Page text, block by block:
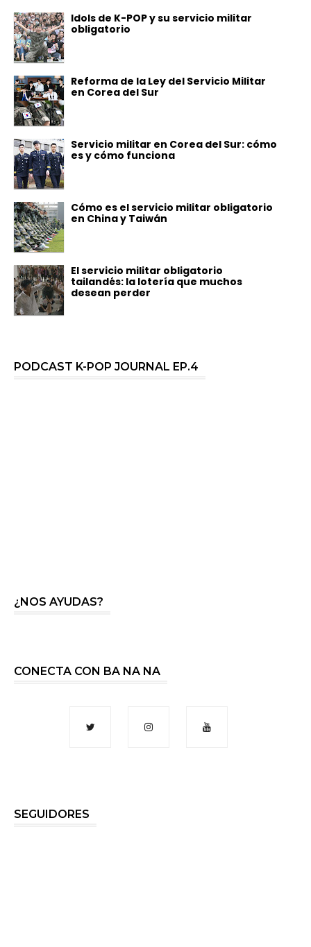
Idols de K-POP y su servicio militar
obligatorio
Reforma de la Ley del Servicio Militar
en Corea del Sur
Servicio militar en Corea del Sur: cómo
es y cómo funciona
Cómo es el servicio militar obligatorio
en China y Taiwán
El servicio militar obligatorio
tailandés: la lotería que muchos
desean perder
PODCAST K-POP JOURNAL EP.4
¿NOS AYUDAS?
CONECTA CON BA NA NA
SEGUIDORES